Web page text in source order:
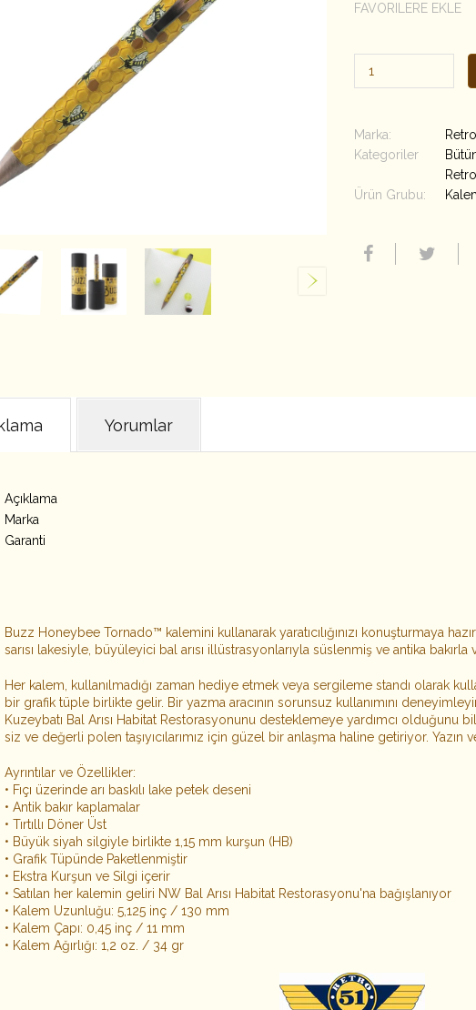
FAVORILERE EKLE
Marka:
Kategoriler
Ürün Grubu:
Yorumlar
Açıklama
Marka
Garanti
Buzz Honeybee Tornado™ kalemini kullanarak yaratıcılığınızı konuşturmaya
sarısı lakesiyle, büyüleyici bal arısı illüstrasyonlarıyla süslenmiş ve antika
Her kalem, kullanılmadığı zaman hediye etmek veya sergileme standı olarak
bir grafik tüple birlikte gelir. Bir yazma aracının sorunsuz kullanımını
Kuzeybatı Bal Arısı Habitat Restorasyonunu desteklemeye yardımcı olduğunu
siz ve değerli polen taşıyıcılarımız için güzel bir anlaşma haline getiriyor. Yazın ve
Ayrıntılar ve Özellikler:
• Fıçı üzerinde arı baskılı lake petek deseni
• Antik bakır kaplamalar
• Tırtıllı Döner Üst
• Büyük siyah silgiyle birlikte 1,15 mm kurşun (HB)
• Grafik Tüpünde Paketlenmiştir
• Ekstra Kurşun ve Silgi içerir
• Satılan her kalemin geliri NW Bal Arısı Habitat Restorasyonu'na bağışlanıyor
• Kalem Uzunluğu: 5,125 inç / 130 mm
• Kalem Çapı: 0,45 inç / 11 mm
• Kalem Ağırlığı: 1,2 oz. / 34 gr